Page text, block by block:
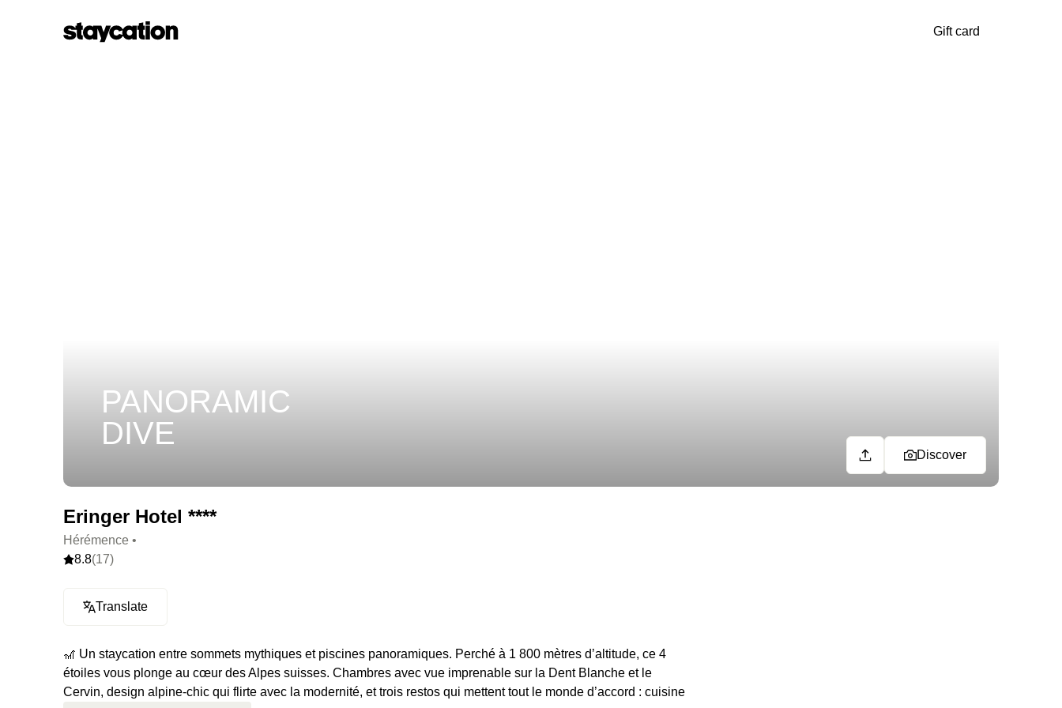
Gift card
PANORAMIC
DIVE
Discover
Eringer Hotel ****
Hérémence •
8.8(17)
Translate
🎢 Un staycation entre sommets mythiques et piscines panoramiques. Perché à 1 800 mètres d’altitude, ce 4
étoiles vous plonge au cœur des Alpes suisses. Chambres avec vue imprenable sur la Dent Blanche et le
Cervin, design alpine-chic qui flirte avec la modernité, et trois restos qui mettent tout le monde d’accord : cuisine